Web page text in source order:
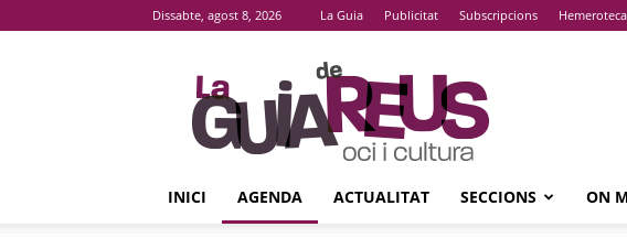
Dissabte, agost 8, 2026 La Guia Publicitat Subscripcions Hemeroteca
La
Guia
De
Reus
INICI AGENDA ACTUALITAT SECCIONS ON